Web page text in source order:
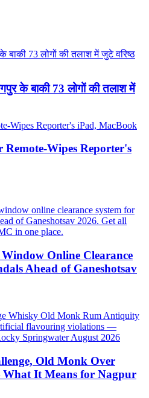
बाकी 73 लोगों की तलाश में जुटे वरिष्ठ
के बाकी 73 लोगों की तलाश में
Wipes Reporter's iPad, MacBook
Wipes Reporter's
Online Clearance
Ahead of Ganeshotsav
Old Monk Over
It Means for Nagpur